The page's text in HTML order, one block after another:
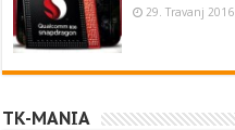
29. Travanj 2016
TK-MANIA